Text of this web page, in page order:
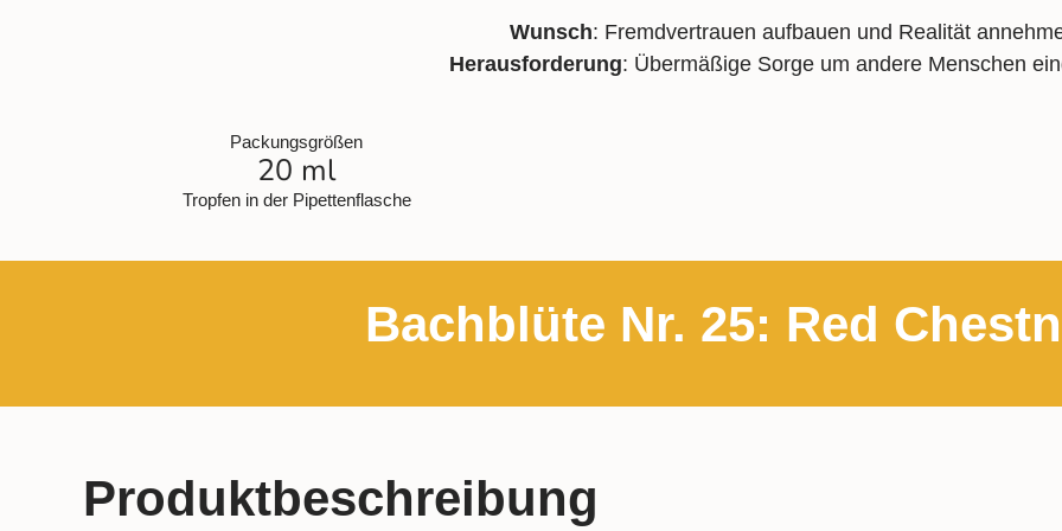
Wunsch: Fremdvertrauen aufbauen und Realität
Herausforderung: Übermäßige Sorge um andere Menschen
Packungsgrößen
20 ml
Tropfen in der Pipettenflasche
Bachblüte Nr. 25: Red
Produktbeschreibung